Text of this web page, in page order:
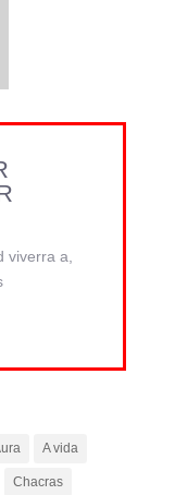
viverra a,
A vida
Chacras